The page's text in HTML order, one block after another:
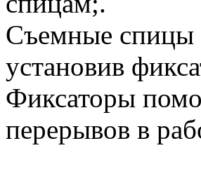
Съемные спицы
установив
Фиксаторы
перерывов в